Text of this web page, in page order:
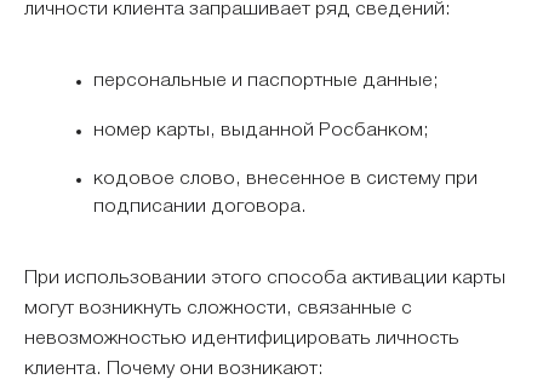
личности клиента запрашивает ряд сведений:
персональные и паспортные данные;
номер карты, выданной Росбанком;
кодовое слово, внесенное в систему при
подписании договора.
При использовании этого способа активации карты
могут возникнуть сложности, связанные с
невозможностью идентифицировать личность
клиента. Почему они возникают: